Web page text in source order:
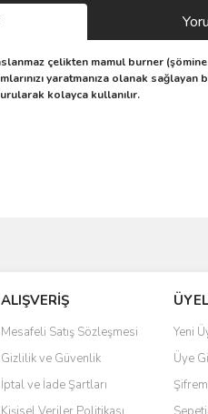
çelikten mamul burner
yaratmanıza olanak
kolayca kullanılır.
veya görüntülenemiyor.
bilgiler bulunuyor.
bulunuyor.
daha pahalı.
olmalı.
ALIŞVERİŞ
Mesafeli Satış Sözleşmesi
Gizlilik ve Güvenlik
İptal ve İade Şartları
Yeni
Üye